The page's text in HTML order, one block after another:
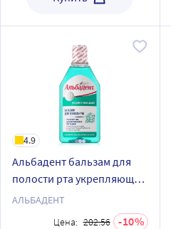
4.9
Альбадент бальзам для
полости рта укрепляющий
с минералами мертвого
АЛЬБАДЕНТ
Цена: 202.56 10